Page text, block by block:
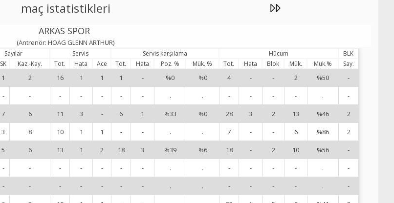
maç istatistikleri
ARKAS SPOR
(Antrenör: HOAG GLENN ARTHUR)
Sayılar Servis Servis karşılama Hücum
BLK
SK Kaz.-Kay. Tot. Hata Ace Tot. Hata Poz. % Mük. % Tot. Hata Blok Mük. Mük.% Say.
1 2 16 1 1 1 - %0 %0 4 - - 2 %50 -
- - - - - - - . . - - - - . -
7 6 11 3 - 6 1 %33 %0 28 3 2 13 %46 2
3 8 10 1 1 - - . . 7 - - 6 %86 2
5 6 13 1 2 18 3 %39 %6 18 - 2 10 %56 -
- - - - - - - . . - - - - . -
- - - - - - - . . - - - - . -